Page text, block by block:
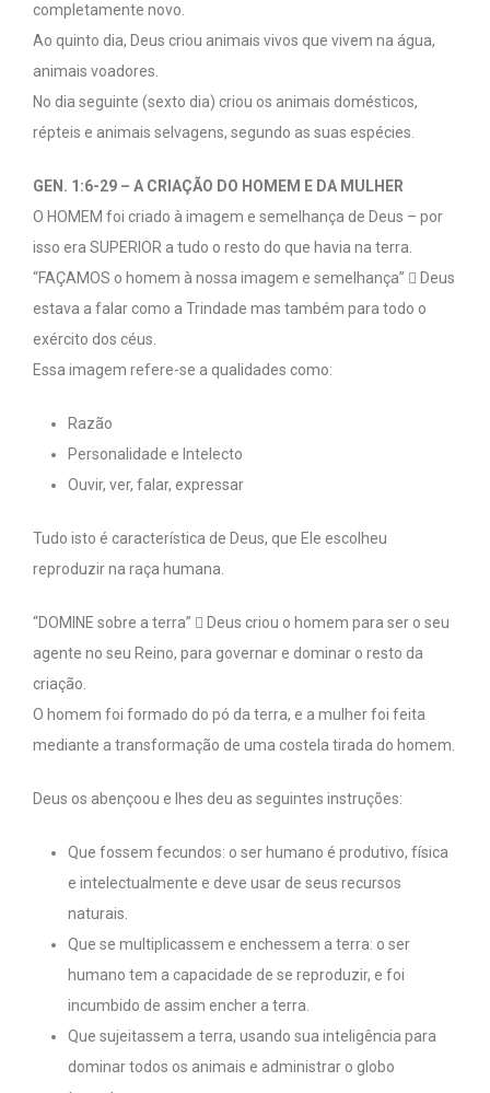
completamente novo.
Ao quinto dia, Deus criou animais vivos que vivem na água,
animais voadores.
No dia seguinte (sexto dia) criou os animais domésticos,
répteis e animais selvagens, segundo as suas espécies.
GEN. 1:6-29 – A CRIAÇÃO DO HOMEM E DA MULHER
O HOMEM foi criado à imagem e semelhança de Deus – por
isso era SUPERIOR a tudo o resto do que havia na terra.
“FAÇAMOS o homem à nossa imagem e semelhança”  Deus
estava a falar como a Trindade mas também para todo o
exército dos céus.
Essa imagem refere-se a qualidades como:
Razão
Personalidade e Intelecto
Ouvir, ver, falar, expressar
Tudo isto é característica de Deus, que Ele escolheu
reproduzir na raça humana.
“DOMINE sobre a terra”  Deus criou o homem para ser o seu
agente no seu Reino, para governar e dominar o resto da
criação.
O homem foi formado do pó da terra, e a mulher foi feita
mediante a transformação de uma costela tirada do homem.
Deus os abençoou e lhes deu as seguintes instruções:
Que fossem fecundos: o ser humano é produtivo, física
e intelectualmente e deve usar de seus recursos
naturais.
Que se multiplicassem e enchessem a terra: o ser
humano tem a capacidade de se reproduzir, e foi
incumbido de assim encher a terra.
Que sujeitassem a terra, usando sua inteligência para
dominar todos os animais e administrar o globo